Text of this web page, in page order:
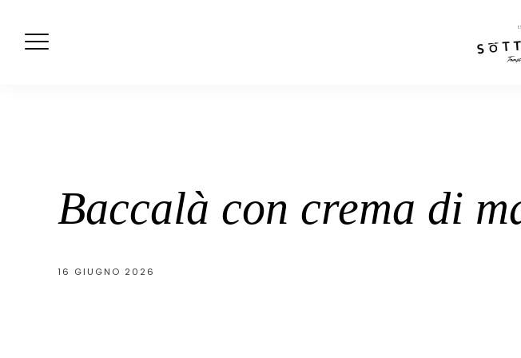
content
Baccalà con crema di
16 GIUGNO 2026